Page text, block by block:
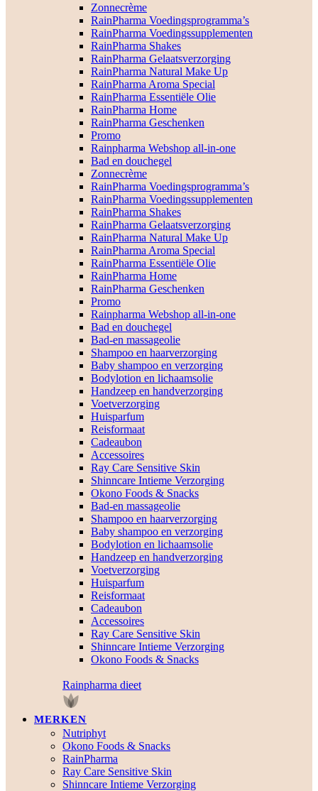
Zonnecrème
RainPharma Voedingsprogramma’s
RainPharma Voedingssupplementen
RainPharma Shakes
RainPharma Gelaatsverzorging
RainPharma Natural Make Up
RainPharma Aroma Special
RainPharma Essentiële Olie
RainPharma Home
RainPharma Geschenken
Promo
Rainpharma Webshop all-in-one
Bad en douchegel
Zonnecrème
RainPharma Voedingsprogramma’s
RainPharma Voedingssupplementen
RainPharma Shakes
RainPharma Gelaatsverzorging
RainPharma Natural Make Up
RainPharma Aroma Special
RainPharma Essentiële Olie
RainPharma Home
RainPharma Geschenken
Promo
Rainpharma Webshop all-in-one
Bad en douchegel
Bad-en massageolie
Shampoo en haarverzorging
Baby shampoo en verzorging
Bodylotion en lichaamsolie
Handzeep en handverzorging
Voetverzorging
Huisparfum
Reisformaat
Cadeaubon
Accessoires
Ray Care Sensitive Skin
Shinncare Intieme Verzorging
Okono Foods & Snacks
Bad-en massageolie
Shampoo en haarverzorging
Baby shampoo en verzorging
Bodylotion en lichaamsolie
Handzeep en handverzorging
Voetverzorging
Huisparfum
Reisformaat
Cadeaubon
Accessoires
Ray Care Sensitive Skin
Shinncare Intieme Verzorging
Okono Foods & Snacks
Rainpharma dieet
MERKEN
Nutriphyt
Okono Foods & Snacks
RainPharma
Ray Care Sensitive Skin
Shinncare Intieme Verzorging